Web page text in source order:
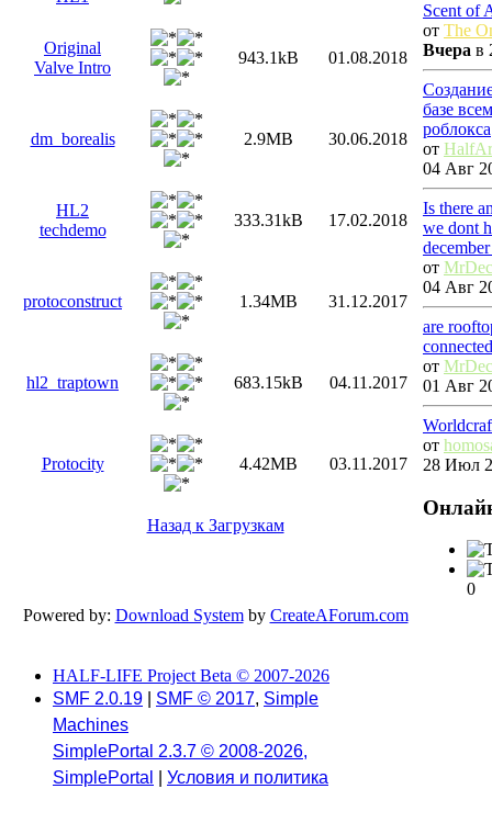
Original
Valve Intro
943.1kB 01.08.2018
dm_borealis 2.9MB 30.06.2018
HL2
techdemo
333.31kB 17.02.2018
protoconstruct 1.34MB 31.12.2017
hl2_traptown 683.15kB 04.11.2017
Protocity 4.42MB 03.11.2017
Назад к Загрузкам
Powered by: Download Systemby CreateAForum.com
Scent of
от The
Вчера в
базе
роблокса
от
04 Авг
Is there
we dont
от
04 Авг
are
от
01 Авг
от
28 Июл
0
HALF-LIFE Project Beta © 2007-2026
SMF 2.0.19
SMF © 2017, Simple
Machines
SimplePortal 2.3.7 © 2008-2026,
SimplePortal
Условия и политика